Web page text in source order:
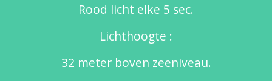
Rood licht elke 5 sec.
Lichthoogte :
32 meter boven zeeniveau.